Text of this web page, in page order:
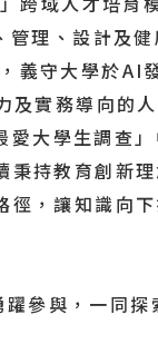
理、設計及
守大學於AI
實務導向的
大學生調查
持教育創新
，讓知識向
參與，一同探